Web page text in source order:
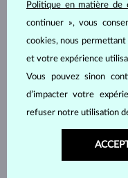
Politique en matière de
continuer », vous
cookies, nous
et votre expérience
Vous pouvez sinon
d’impacter votre
refuser notre utilisation